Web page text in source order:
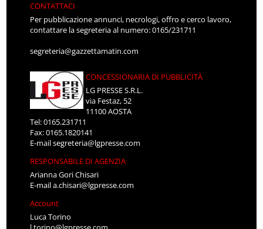
CONTATTACI
Per pubblicazione annunci, necrologi, offro e cerco lavoro,
contattare la segreteria al numero: 0165/231711
segreteria@gazzettamatin.com
CONCESSIONARIA DI PUBBLICITÀ
LG PRESSE S.R.L.
via Festaz, 52
11100 AOSTA
Tel: 0165.231711
Fax: 0165.1820141
E-mailsegreteria@lgpresse.com
RESPONSABILE DI AGENZIA
Arianna Gori Chisari
E-maila.chisari@lgpresse.com
Account
Luca Torino